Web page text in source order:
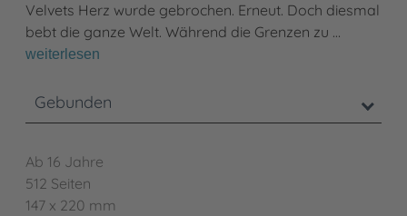
Velvets Herz wurde gebrochen. Erneut. Doch diesmal
bebt die ganze Welt. Während die Grenzen zu …
weiterlesen
Gebunden
Ab 16 Jahre
512 Seiten
147 x 220 mm